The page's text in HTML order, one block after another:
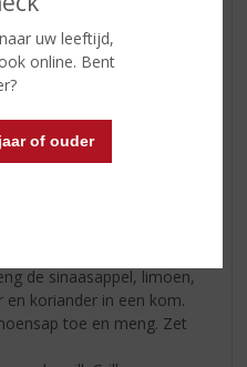
uw leeftijd,
online. Bent
of ouder
(optioneel voor wat pit)
fijngehakt
de sinaasappel, limoen,
koriander in een kom.
toe en meng. Zet